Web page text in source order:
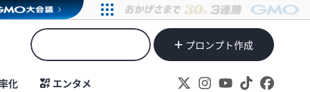
プロンプト作成
化 エンタメ